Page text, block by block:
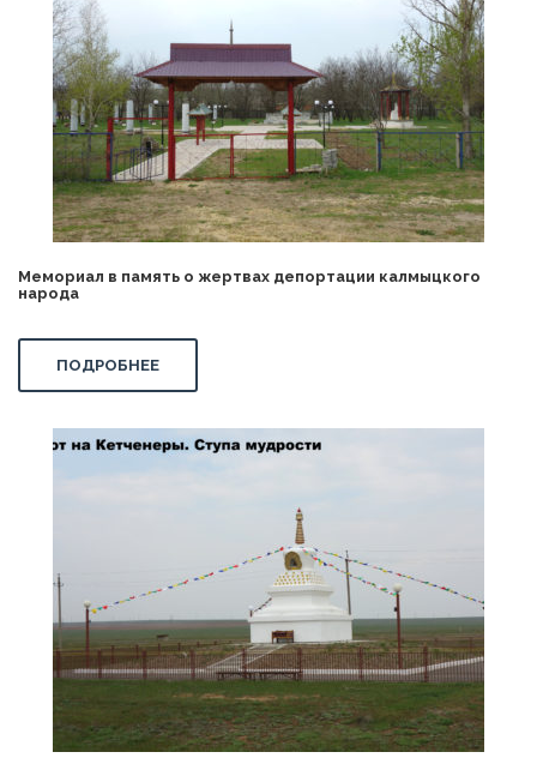
Мемориал в память о жертвах депортации калмыцкого
народа
ПОДРОБНЕЕ